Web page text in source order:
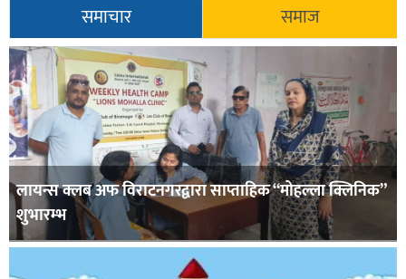
समाचार समाज
लायन्स क्लब अफ विराटनगरद्वारा साप्ताहिक “मोहल्ला क्लिनिक”
शुभारम्भ